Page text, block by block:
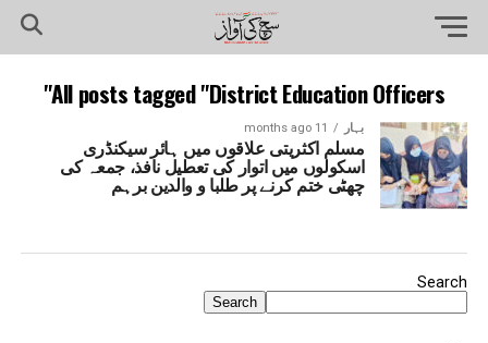
All posts tagged "District Education Officers"
بہار 11 months ago
مسلم اکثریتی علاقوں میں ہائر سیکنڈری
اسکولوں میں اتوار کی تعطیل نافذ، جمعہ کی
چھٹی ختم کرنے پر طلبا و والدین برہم
Search
Search